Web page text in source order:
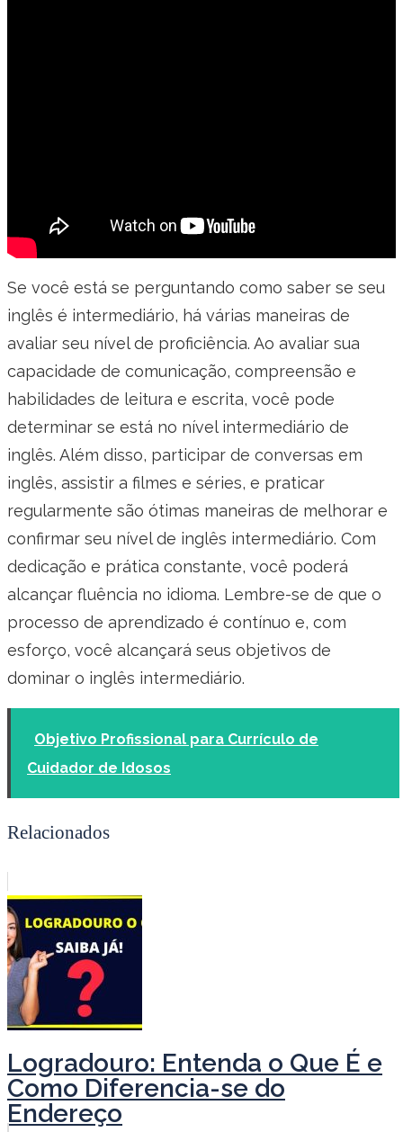
Se você está se perguntando como saber se seu
inglês é intermediário, há várias maneiras de
avaliar seu nível de proficiência. Ao avaliar sua
capacidade de comunicação, compreensão e
habilidades de leitura e escrita, você pode
determinar se está no nível intermediário de
inglês. Além disso, participar de conversas em
inglês, assistir a filmes e séries, e praticar
regularmente são ótimas maneiras de melhorar e
confirmar seu nível de inglês intermediário. Com
dedicação e prática constante, você poderá
alcançar fluência no idioma. Lembre-se de que o
processo de aprendizado é contínuo e, com
esforço, você alcançará seus objetivos de
dominar o inglês intermediário.
Objetivo Profissional para Currículo de
Cuidador de Idosos
Relacionados
Logradouro: Entenda o Que É e
Como Diferencia-se do
Endereço